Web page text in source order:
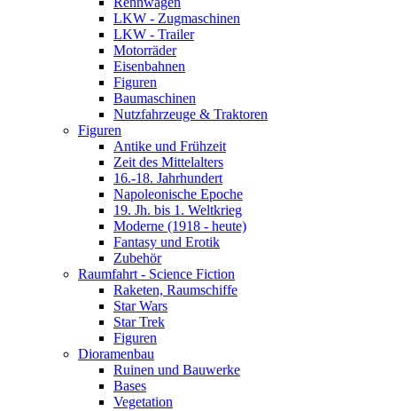
LKW - Zugmaschinen
LKW - Trailer
Motorräder
Eisenbahnen
Figuren
Baumaschinen
Nutzfahrzeuge & Traktoren
Figuren
Antike und Frühzeit
Zeit des Mittelalters
16.-18. Jahrhundert
Napoleonische Epoche
19. Jh. bis 1. Weltkrieg
Moderne (1918 - heute)
Fantasy und Erotik
Zubehör
Raumfahrt - Science Fiction
Raketen, Raumschiffe
Star Wars
Star Trek
Figuren
Dioramenbau
Ruinen und Bauwerke
Bases
Vegetation